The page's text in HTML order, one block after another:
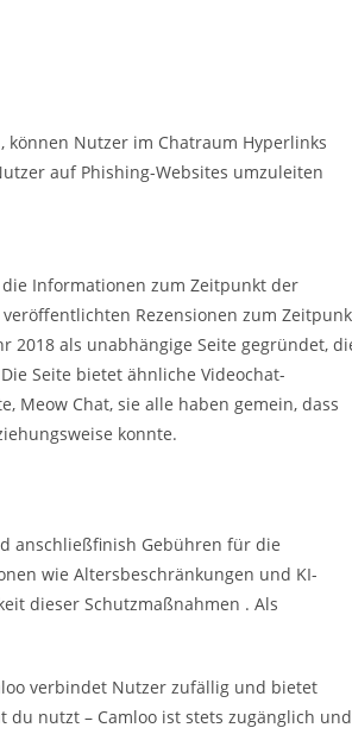
Nutzer im Chatraum Hyperlinks
auf Phishing-Websites umzuleiten
Informationen zum Zeitpunkt der
Rezensionen zum
2018 als unabhängige Seite gegründet,
Seite bietet ähnliche Videochat-
Meow Chat, sie alle haben gemein, dass
konnte.
anschließfinish Gebühren für die
wie Altersbeschränkungen und KI-
dieser Schutzmaßnahmen . Als
verbindet Nutzer zufällig und bietet
du nutzt – Camloo ist stets zugänglich und